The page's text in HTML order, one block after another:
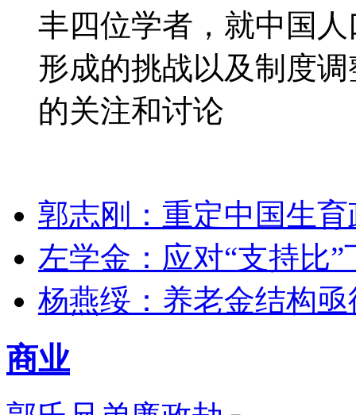
丰四位学者，就中国
形成的挑战以及制度
的关注和讨论
郭志刚：重定中国生育
左学金：应对“支持比”
杨燕绥：养老金结构
商业